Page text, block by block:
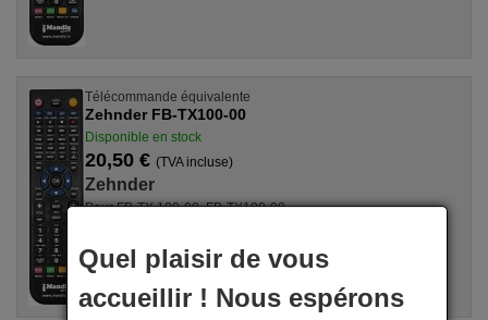
Télécommande équivalente
Zehnder FB-TX100-00
Disponible en stock
20,50 € (TVA incluse)
Zehnder
Pour FB-TX 100-00, FB-TX100-00
Quel plaisir de vous
accueillir ! Nous espérons